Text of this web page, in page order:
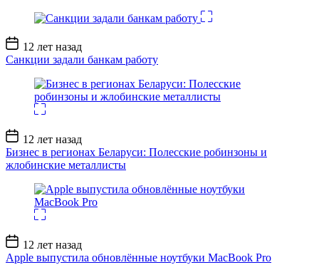
Дата
записи
12 лет назад
Санкции задали банкам работу
Дата
записи
12 лет назад
Бизнес в регионах Беларуси: Полесские робинзоны и
жлобинские металлисты
Дата
записи
12 лет назад
Apple выпустила обновлённые ноутбуки MacBook Pro